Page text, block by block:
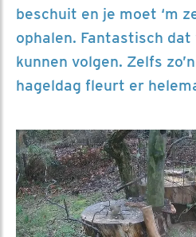
beschuit en je moet ‘m
ophalen. Fantastisch
kunnen volgen. Zelfs
hageldag fleurt er